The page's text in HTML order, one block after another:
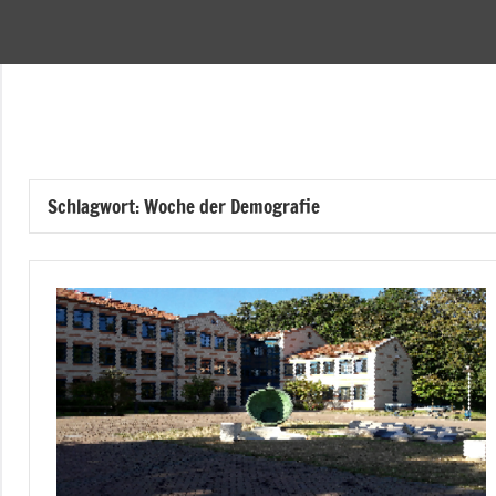
Halberstadt
Schlagwort:Woche der Demografie